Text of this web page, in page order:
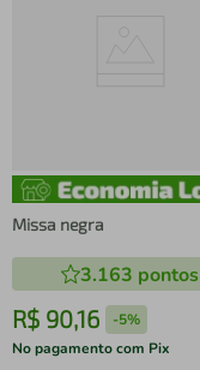
Missa negra
3.163 pontos
R$ 90,16 -5%
No pagamento com Pix